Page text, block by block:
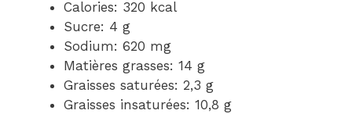
Calories: 320 kcal
Sucre: 4 g
Sodium: 620 mg
Matières grasses: 14 g
Graisses saturées: 2,3 g
Graisses insaturées: 10,8 g